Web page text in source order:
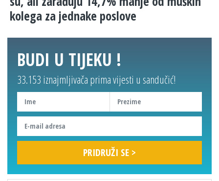
kolega za jednake poslove
BUDI U TIJEKU !
33.153 iznajmljivača prima vijesti u sandučić!